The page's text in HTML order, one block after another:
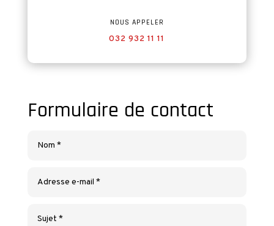
NOUS APPELER
032 932 11 11
Formulaire de contact